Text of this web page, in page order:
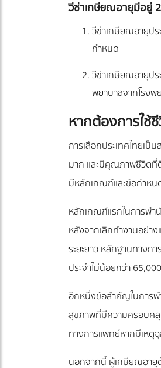
วีซ่าเกษียณอายุมีอยู่
วีซ่าเกษียณอายุปร
กำหนด
วีซ่าเกษียณอายุปร
พยาบาลจากโรง
หากต้องการใช้
การเลือกประเทศไทยเ
มาก และมีคุณภาพชีวิตที่ดี
มีหลักเกณฑ์และข้อกำห
หลักเกณฑ์แรกในการพำ
หลังจากเลิกทำงานอย่า
ระยะยาว หลักฐานทางก
ประจำไม่น้อยกว่า
อีกหนึ่งข้อสำคัญในการพ
สุขภาพที่มีความครอบคลุ
ทางการแพทย์หากมีเหตุฉุ
นอกจากนี้ ผู้เกษียณอายุ